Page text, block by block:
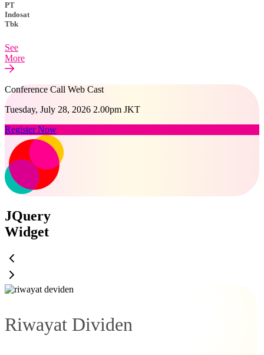
PT
Indosat
Tbk
See
More
Conference Call Web Cast
Tuesday, July 28, 2026 2.00pm JKT
Register Now
JQuery
Widget
Riwayat Dividen